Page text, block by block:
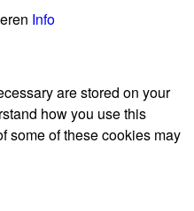
Info
are stored on your
how you use this
some of these cookies may